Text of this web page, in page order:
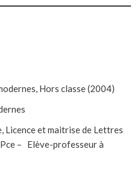
Hors classe (2004)
et maitrise de Lettres
– Elève-professeur à